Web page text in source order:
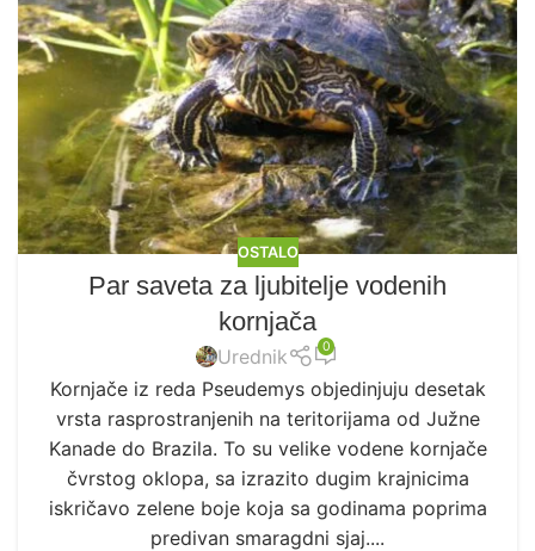
OSTALO
Par saveta za ljubitelje vodenih
kornjača
Urednik 0
Kornjače iz reda Pseudemys objedinjuju desetak
vrsta rasprostranjenih na teritorijama od Južne
Kanade do Brazila. To su velike vodene kornjače
čvrstog oklopa, sa izrazito dugim krajnicima
iskričavo zelene boje koja sa godinama poprima
predivan smaragdni sjaj....